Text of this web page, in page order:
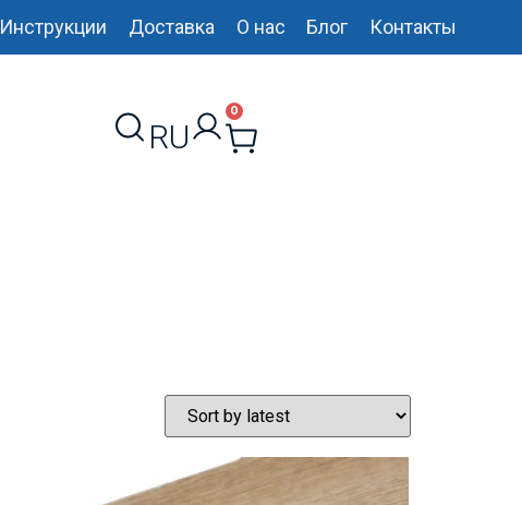
Инструкции Доставка О нас Блог Контакты
RU
UK
0